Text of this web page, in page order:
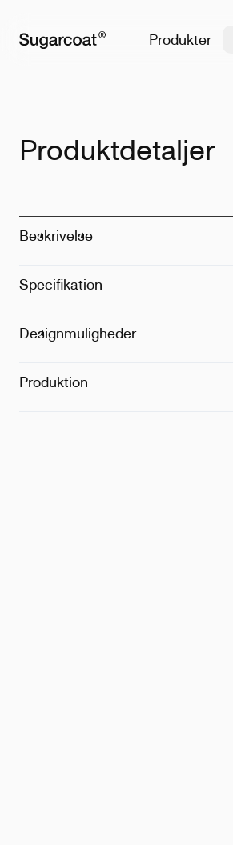
Produkter
Produktdetaljer
Beskrivelse
Specifikation
Designmuligheder
Produktion